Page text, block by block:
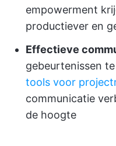
empowerment
productiever en
Effectieve
gebeurtenissen
tools voor
communicatie
de hoogte